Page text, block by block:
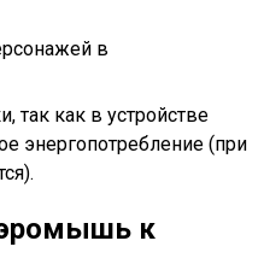
в
так как в устройстве
энергопотребление (при
к